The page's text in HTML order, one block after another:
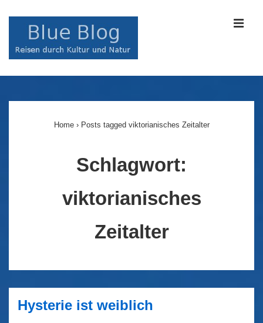
Navigation
Home › Posts tagged viktorianisches Zeitalter
Schlagwort:
viktorianisches
Zeitalter
Hysterie ist weiblich